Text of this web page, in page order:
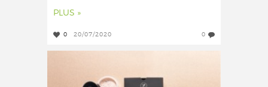
PLUS »
0 20/07/2020 0